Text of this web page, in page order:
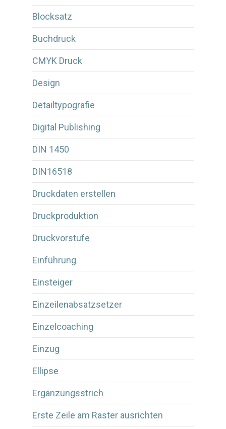
Blocksatz
Buchdruck
CMYK Druck
Design
Detailtypografie
Digital Publishing
DIN 1450
DIN16518
Druckdaten erstellen
Druckproduktion
Druckvorstufe
Einführung
Einsteiger
Einzeilenabsatzsetzer
Einzelcoaching
Einzug
Ellipse
Ergänzungsstrich
Erste Zeile am Raster ausrichten